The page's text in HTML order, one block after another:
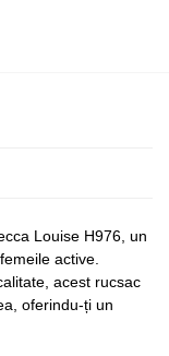
Louise H976, un
active.
acest rucsac
oferindu-ți un